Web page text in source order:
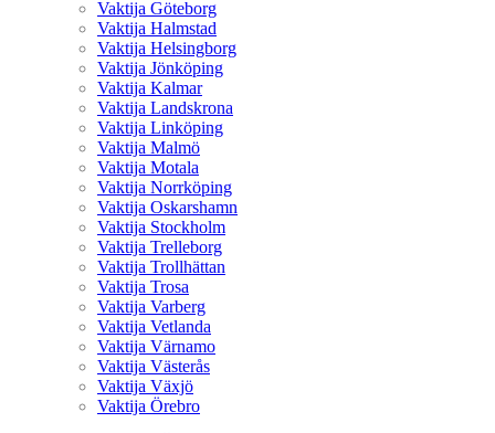
Vaktija Göteborg
Vaktija Halmstad
Vaktija Helsingborg
Vaktija Jönköping
Vaktija Kalmar
Vaktija Landskrona
Vaktija Linköping
Vaktija Malmö
Vaktija Motala
Vaktija Norrköping
Vaktija Oskarshamn
Vaktija Stockholm
Vaktija Trelleborg
Vaktija Trollhättan
Vaktija Trosa
Vaktija Varberg
Vaktija Vetlanda
Vaktija Värnamo
Vaktija Västerås
Vaktija Växjö
Vaktija Örebro